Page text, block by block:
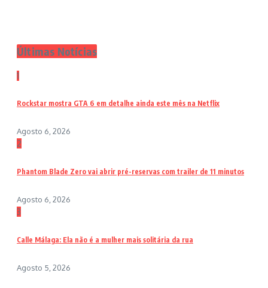
Últimas Notícias
1
Rockstar mostra GTA 6 em detalhe ainda este mês na Netflix
Agosto 6, 2026
2
Phantom Blade Zero vai abrir pré-reservas com trailer de 11 minutos
Agosto 6, 2026
3
Calle Málaga: Ela não é a mulher mais solitária da rua
Agosto 5, 2026